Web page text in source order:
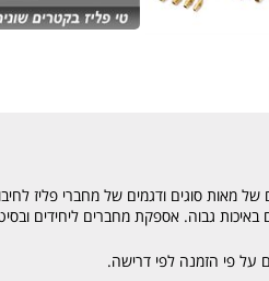
באיכות גבוה. אספקת מחברים ליחידים
על פי הזמנה לפי דרישה.